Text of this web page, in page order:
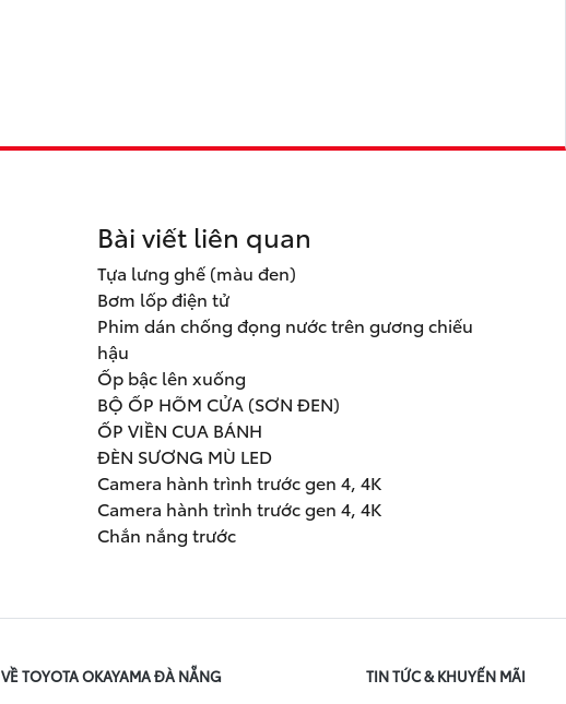
Bài viết liên quan
Tựa lưng ghế (màu đen)
Bơm lốp điện tử
Phim dán chống đọng nước trên gương chiếu
hậu
Ốp bậc lên xuống
BỘ ỐP HÕM CỬA (SƠN ĐEN)
ỐP VIỀN CUA BÁNH
ĐÈN SƯƠNG MÙ LED
Camera hành trình trước gen 4, 4K
Camera hành trình trước gen 4, 4K
Chắn nắng trước
VỀ TOYOTA OKAYAMA ĐÀ NẴNG TIN TỨC & KHUYẾN MÃI